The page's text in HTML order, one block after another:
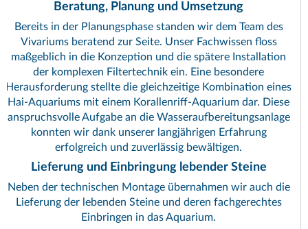
Beratung, Planung und Umsetzung
Bereits in der Planungsphase standen wir dem Team des
Vivariums beratend zur Seite. Unser Fachwissen floss
maßgeblich in die Konzeption und die spätere Installation
der komplexen Filtertechnik ein. Eine besondere
Herausforderung stellte die gleichzeitige Kombination eines
Hai-Aquariums mit einem Korallenriff-Aquarium dar. Diese
anspruchsvolle Aufgabe an die Wasseraufbereitungsanlage
konnten wir dank unserer langjährigen Erfahrung
erfolgreich und zuverlässig bewältigen.
Lieferung und Einbringung lebender Steine
Neben der technischen Montage übernahmen wir auch die
Lieferung der lebenden Steine und deren fachgerechtes
Einbringen in das Aquarium.